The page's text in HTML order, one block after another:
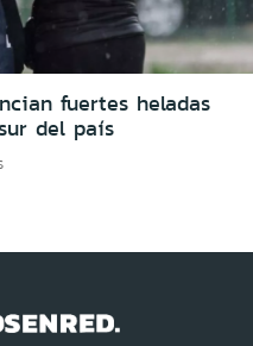
fuertes heladas
del país